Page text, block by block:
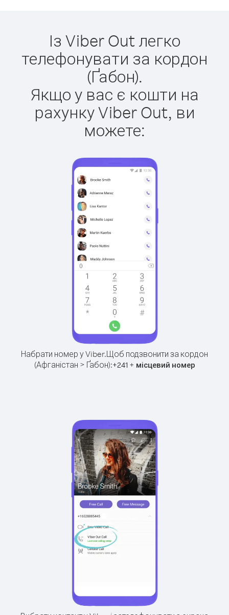
Із Viber Out легко
телефонувати за кордон
(Ґабон).
Якщо у вас є кошти на
рахунку Viber Out, ви
можете:
Набрати номер у Viber.Щоб подзвонити за кордон
(Афганістан > Ґабон):+241+ місцевий номер